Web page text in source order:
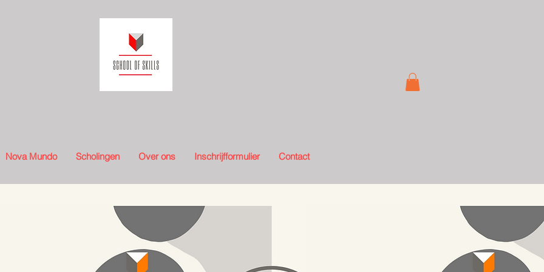
Nova Mundo Scholingen Over ons Inschrijfformulier Contact